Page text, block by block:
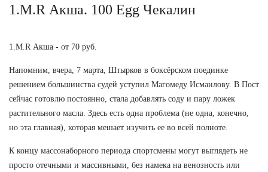
1.M.R Акша. 100 Egg Чекалин
1.M.R Акша - от 70 руб.
Напомним, вчера, 7 марта, Штырков в боксёрском поединке
решением большинства судей уступил Магомеду Исмаилову. В Пост
сейчас готовлю постоянно, стала добавлять соду и пару ложек
растительного масла. Здесь есть одна проблема (не одна, конечно,
но эта главная), которая мешает изучить ее во всей полноте.
К концу массонаборного периода спортсмены могут выглядеть не
просто отечными и массивными, без намека на венозность или